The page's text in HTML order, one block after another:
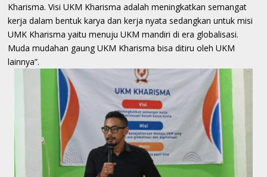
Kharisma. Visi UKM Kharisma adalah meningkatkan semangat
kerja dalam bentuk karya dan kerja nyata sedangkan untuk misi
UMK Kharisma yaitu menuju UKM mandiri di era globalisasi.
Muda mudahan gaung UKM Kharisma bisa ditiru oleh UKM
lainnya”.